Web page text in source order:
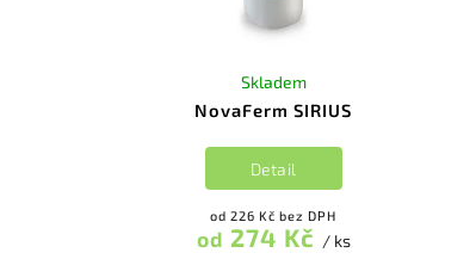
NovaFerm SIRIUS
Skladem
od 226 Kč bez DPH
od 274 Kč / ks
Detail